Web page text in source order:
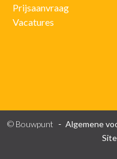
Prijsaanvraag
Vacatures
© Bouwpunt Algemene